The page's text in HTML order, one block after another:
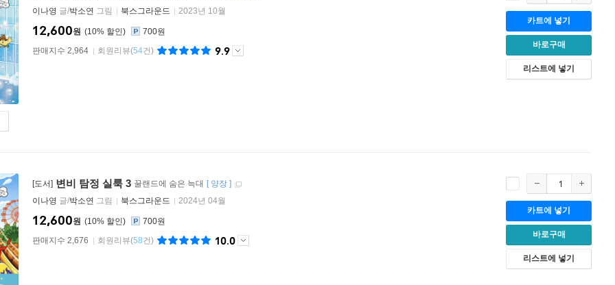
이나영 글/박소연 그림 북스그라운드 2023년 10월
10%
12,600원
700원
판매지수 2,964
회원리뷰(54건) 9.9
카트에 넣기
바로구매
리스트에 넣기
[도서] 변비 탐정 실룩 3 꿀랜드에 숨은 늑대 [ 양장 ]
이나영 글/박소연 그림 북스그라운드 2024년 04월
10%
12,600원
700원
판매지수 2,676
회원리뷰(58건) 10.0
카트에 넣기
바로구매
리스트에 넣기